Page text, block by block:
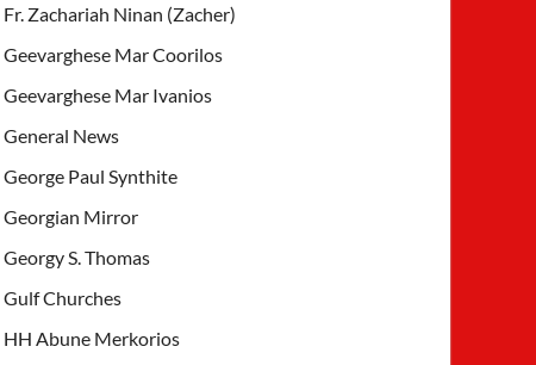
Fr. Zachariah Ninan (Zacher)
Geevarghese Mar Coorilos
Geevarghese Mar Ivanios
General News
George Paul Synthite
Georgian Mirror
Georgy S. Thomas
Gulf Churches
HH Abune Merkorios